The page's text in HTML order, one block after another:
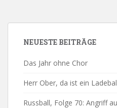
NEUESTE BEITRÄGE
Das Jahr ohne Chor
Herr Ober, da ist ein
Russball, Folge 70: Angriff